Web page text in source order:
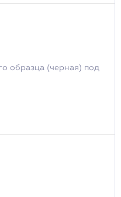
образца (черная) под